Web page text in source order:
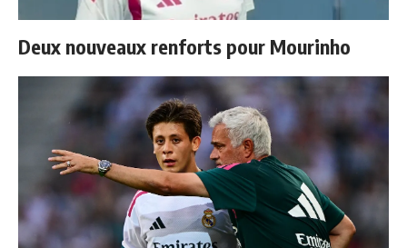
Deux nouveaux renforts pour Mourinho